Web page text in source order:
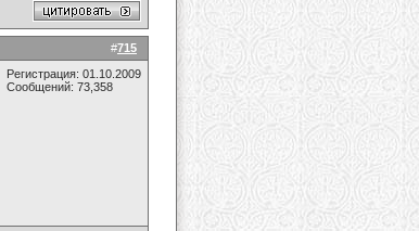
#715
Регистрация: 01.10.2009
Сообщений: 73,358